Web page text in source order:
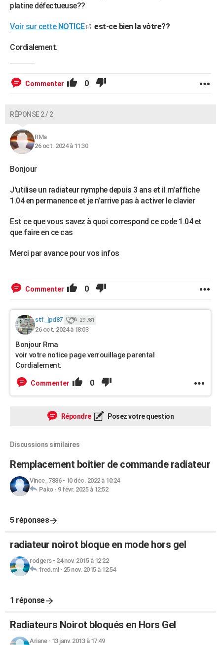
platine défectueuse??
Voir sur cetteNOTICE est-ce bien la vôtre??
Cordialement.
Commenter 0
RÉPONSE 2 / 2
RMa
26 oct. 2024 à 11:30
Bonjour
J'utilise un radiateur nymphe depuis 3 ans et il m'affiche
1.04 en permanence et je n'arrive pas à activer le clavier
Est ce que vous savez à quoi correspond ce code 1.04 et
que faire en ce cas
Merci par avance pour vos infos
Commenter 0
stf_jpd87 29 781
26 oct. 2024 à 18:03
Bonjour Rma
voir votre notice page verrouillage parental
Cordialement.
Commenter 0
Répondre Posez votre question
Discussions similaires
Remplacement boitier de commande radiateur
Vince_7886- 10 déc. 2022 à 10:24
Pako- 9 févr. 2025 à 12:52
5 réponses
radiateur noirot bloque en mode hors gel
rodgers- 24 nov. 2015 à 12:22
fred.ml - 25 nov. 2015 à 12:54
1 réponse
Radiateurs Noirot bloqués en Hors Gel
Ariane- 13 janv. 2013 à 17:49